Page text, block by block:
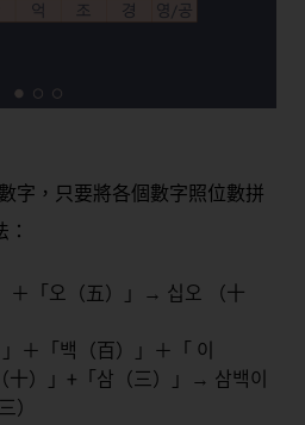
字，只要將各個數字照位數拼
＋「오（五）」→ 십오 （十
＋「백（百）」＋「 이
十）」+「삼（三）」→ 삼백이
）